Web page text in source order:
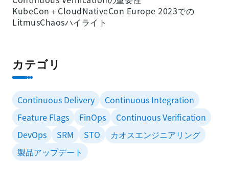
KubeCon＋CloudNativeCon Europe 2023での
LitmusChaosハイライト
カテゴリ
Continuous Delivery
Continuous Integration
Feature Flags
FinOps
Continuous Verification
DevOps
SRM STO
カオスエンジニアリング
製品アップデート